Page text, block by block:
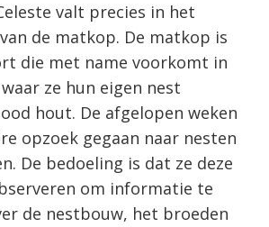
valt precies in het
de matkop. De matkop is
die met name voorkomt in
ze hun eigen nest
hout. De afgelopen weken
opzoek gegaan naar nesten
De bedoeling is dat ze deze
om informatie te
de nestbouw, het broeden